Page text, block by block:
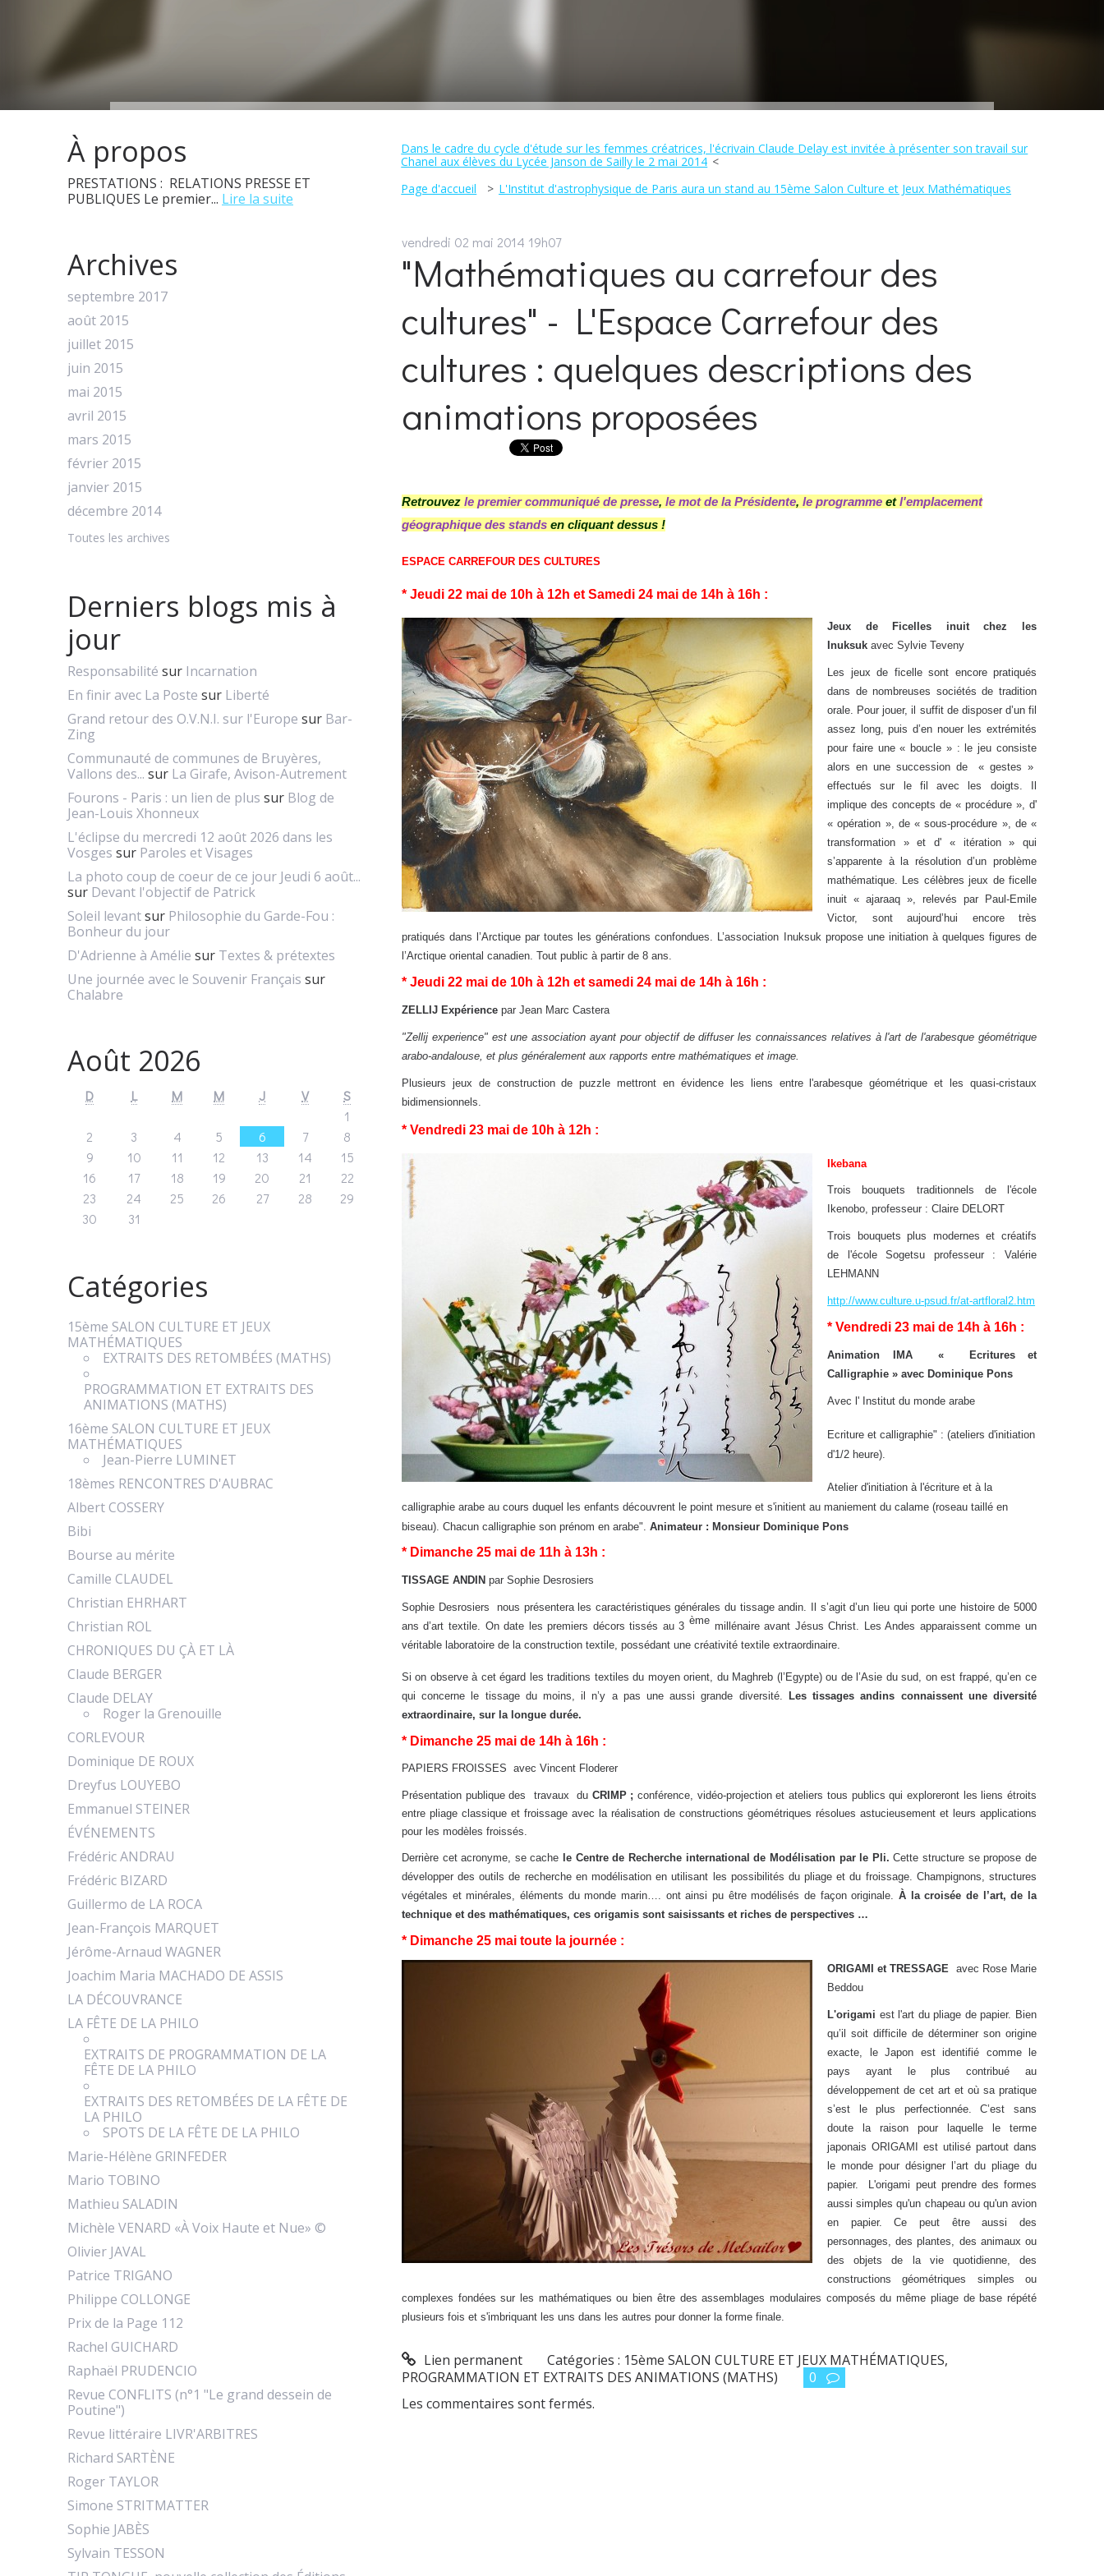
À propos
PRESTATIONS : RELATIONS PRESSE ET
PUBLIQUES Le premier... Lire la suite
Archives
septembre 2017
août 2015
juillet 2015
juin 2015
mai 2015
avril 2015
mars 2015
février 2015
janvier 2015
décembre 2014
Toutes les archives
Derniers blogs mis à
jour
Responsabilité sur Incarnation
En finir avec La Poste sur Liberté
Grand retour des O.V.N.I. sur l'Europe sur Bar-
Zing
Communauté de communes de Bruyères,
Vallons des... sur La Girafe, Avison-Autrement
Fourons - Paris : un lien de plus sur Blog de
Jean-Louis Xhonneux
L'éclipse du mercredi 12 août 2026 dans les
Vosges sur Paroles et Visages
La photo coup de coeur de ce jour Jeudi 6 août...
sur Devant l'objectif de Patrick
Soleil levantsur Philosophie du Garde-Fou :
Bonheur du jour
D'Adrienne à Amélie sur Textes & prétextes
Une journée avec le Souvenir Français sur
Chalabre
Août 2026
D L M M J V
S
1
2
3 4 5 6 7
8
9
10 11 12 13 14
15
16
17 18 19 20 21
22
23
24 25 26 27 28
29
30
31
Catégories
15ème SALON CULTURE ET JEUX
MATHÉMATIQUES
EXTRAITS DES RETOMBÉES (MATHS)
PROGRAMMATION ET EXTRAITS DES
ANIMATIONS (MATHS)
16ème SALON CULTURE ET JEUX
MATHÉMATIQUES
Jean-Pierre LUMINET
18èmes RENCONTRES D'AUBRAC
Albert COSSERY
Bibi
Bourse au mérite
Camille CLAUDEL
Christian EHRHART
Christian ROL
CHRONIQUES DU ÇÀ ET LÀ
Claude BERGER
Claude DELAY
Roger la Grenouille
CORLEVOUR
Dominique DE ROUX
Dreyfus LOUYEBO
Emmanuel STEINER
ÉVÉNEMENTS
Frédéric ANDRAU
Frédéric BIZARD
Guillermo de LA ROCA
Jean-François MARQUET
Jérôme-Arnaud WAGNER
Joachim Maria MACHADO DE ASSIS
LA DÉCOUVRANCE
LA FÊTE DE LA PHILO
EXTRAITS DE PROGRAMMATION DE LA
FÊTE DE LA PHILO
EXTRAITS DES RETOMBÉES DE LA FÊTE DE
LA PHILO
SPOTS DE LA FÊTE DE LA PHILO
Marie-Hélène GRINFEDER
Mario TOBINO
Mathieu SALADIN
Michèle VENARD «À Voix Haute et Nue» ©
Olivier JAVAL
Patrice TRIGANO
Philippe COLLONGE
Prix de la Page 112
Rachel GUICHARD
Raphaël PRUDENCIO
Revue CONFLITS (n°1 "Le grand dessein de
Poutine")
Revue littéraire LIVR'ARBITRES
Richard SARTÈNE
Roger TAYLOR
Simone STRITMATTER
Sophie JABÈS
Sylvain TESSON
Dans le cadre du cycle d'étude sur les femmes créatrices, l'écrivain Claude Delay est invitée à présenter son travail sur
Chanel aux élèves du Lycée Janson de Sailly le 2 mai 2014
Page d'accueil
L'Institut d'astrophysique de Paris aura un stand au 15ème Salon Culture et Jeux Mathématiques
vendredi 02 mai 2014 19h07
"Mathématiques au carrefour des
cultures" - L'Espace Carrefour des
cultures : quelques descriptions des
animations proposées
Retrouvez le premier communiqué de presse, le mot de la Présidente, le programme etl'emplacement
géographique des standsen cliquant dessus !
ESPACE CARREFOUR DES CULTURES
* Jeudi 22 mai de 10h à 12h et Samedi 24 mai de 14h à 16h :
Jeux de Ficelles inuit chez les
Inuksukavec Sylvie Teveny
Les jeux de ficelle sont encore pratiqués
dans de nombreuses sociétés de tradition
orale. Pour jouer, il suffit de disposer d’un fil
assez long, puis d’en nouer les extrémités
pour faire une « boucle » : le jeu consiste
alors en une succession de « gestes »
effectués sur le fil avec les doigts. Il
implique des concepts de « procédure », d'
« opération », de « sous-procédure », de «
transformation » et d' « itération » qui
s’apparente à la résolution d’un problème
mathématique. Les célèbres jeux de ficelle
inuit « ajaraaq », relevés par Paul-Emile
Victor, sont aujourd’hui encore très
pratiqués dans l’Arctique par toutes les générations confondues. L’association Inuksuk propose une initiation à quelques figures de
l’Arctique oriental canadien. Tout public à partir de 8 ans.
* Jeudi 22 mai de 10h à 12h et samedi 24 mai de 14h à 16h :
ZELLIJ Expériencepar Jean Marc Castera
"Zellij experience" est une association ayant pour objectif de diffuser les connaissances relatives à l'art de l'arabesque géométrique
arabo-andalouse, et plus généralement aux rapports entre mathématiques et image.
Plusieurs jeux de construction de puzzle mettront en évidence les liens entre l'arabesque géométrique et les quasi-cristaux
bidimensionnels.
* Vendredi 23 mai de 10h à 12h :
Ikebana
Trois bouquets traditionnels de l'école
Ikenobo, professeur : Claire DELORT
Trois bouquets plus modernes et créatifs
de l'école Sogetsu professeur : Valérie
LEHMANN
http://www.culture.u-psud.fr/at-artfloral2.htm
* Vendredi 23 mai de 14h à 16h :
Animation IMA « Ecritures et
Calligraphie » avec Dominique Pons
Avec l' Institut du monde arabe
Ecriture et calligraphie" : (ateliers d'initiation
d'1/2 heure).
Atelier d'initiation à l'écriture et à la
calligraphie arabe au cours duquel les enfants découvrent le point mesure et s'initient au maniement du calame (roseau taillé en
biseau). Chacun calligraphie son prénom en arabe". Animateur : Monsieur Dominique Pons
* Dimanche 25 mai de 11h à 13h :
TISSAGE ANDINpar Sophie Desrosiers
Sophie Desrosiers nous présentera les caractéristiques générales du tissage andin. Il s’agit d’un lieu qui porte une histoire de 5000
ans d’art textile. On date les premiers décors tissés au 3 ème millénaire avant Jésus Christ. Les Andes apparaissent comme un
véritable laboratoire de la construction textile, possédant une créativité textile extraordinaire.
Si on observe à cet égard les traditions textiles du moyen orient, du Maghreb (l’Egypte) ou de l’Asie du sud, on est frappé, qu’en ce
qui concerne le tissage du moins, il n’y a pas une aussi grande diversité. Les tissages andins connaissent une diversité
extraordinaire, sur la longue durée.
* Dimanche 25 mai de 14h à 16h :
PAPIERS FROISSES avec Vincent Floderer
Présentation publique des travaux du CRIMP ; conférence, vidéo-projection et ateliers tous publics qui exploreront les liens étroits
entre pliage classique et froissage avec la réalisation de constructions géométriques résolues astucieusement et leurs applications
pour les modèles froissés.
Derrière cet acronyme, se cache le Centre de Recherche international de Modélisation par le Pli. Cette structure se propose de
développer des outils de recherche en modélisation en utilisant les possibilités du pliage et du froissage. Champignons, structures
végétales et minérales, éléments du monde marin…. ont ainsi pu être modélisés de façon originale.
À la croisée de l’art, de la
technique et des mathématiques, ces origamis sont saisissants et riches de perspectives …
* Dimanche 25 mai toute la journée :
ORIGAMI et TRESSAGE avec Rose Marie
Beddou
L'origami est l'art du pliage de papier. Bien
qu’il soit difficile de déterminer son origine
exacte, le Japon est identifié comme le
pays ayant le plus contribué au
développement de cet art et où sa pratique
s’est le plus perfectionnée. C’est sans
doute la raison pour laquelle le terme
japonais ORIGAMI est utilisé partout dans
le monde pour désigner l’art du pliage du
papier. L'origami peut prendre des formes
aussi simples qu'un chapeau ou qu'un avion
en papier. Ce peut être aussi des
personnages, des plantes, des animaux ou
des objets de la vie quotidienne, des
constructions géométriques simples ou
complexes fondées sur les mathématiques ou bien être des assemblages modulaires composés du même pliage de base répété
plusieurs fois et s'imbriquant les uns dans les autres pour donner la forme finale.
Lien permanent Catégories : 15ème SALON CULTURE ET JEUX MATHÉMATIQUES,
PROGRAMMATION ET EXTRAITS DES ANIMATIONS (MATHS)
0
Les commentaires sont fermés.